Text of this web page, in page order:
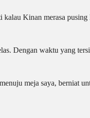
kalau Kinan merasa
Dengan waktu yang
meja saya, berniat